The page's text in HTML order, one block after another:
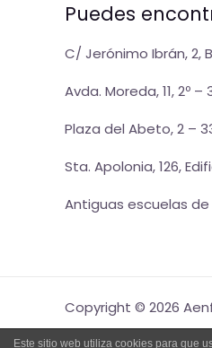
Puedes
C/ Jerónimo Ibrán, 2,
Avda. Moreda, 11, 2º –
Plaza del Abeto, 2 –
Sta. Apolonia, 126,
Antiguas escuelas de
Copyright © 2026
Este sitio web utiliza cookies para que